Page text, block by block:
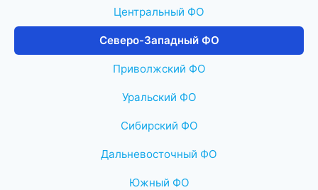
Центральный ФО
Северо-Западный ФО
Приволжский ФО
Уральский ФО
Сибирский ФО
Дальневосточный ФО
Южный ФО